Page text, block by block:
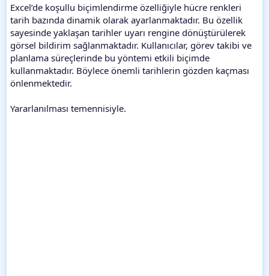
Excel’de koşullu biçimlendirme özelliğiyle hücre renkleri
tarih bazında dinamik olarak ayarlanmaktadır. Bu özellik
sayesinde yaklaşan tarihler uyarı rengine dönüştürülerek
görsel bildirim sağlanmaktadır. Kullanıcılar, görev takibi ve
planlama süreçlerinde bu yöntemi etkili biçimde
kullanmaktadır. Böylece önemli tarihlerin gözden kaçması
önlenmektedir.
Yararlanılması temennisiyle.